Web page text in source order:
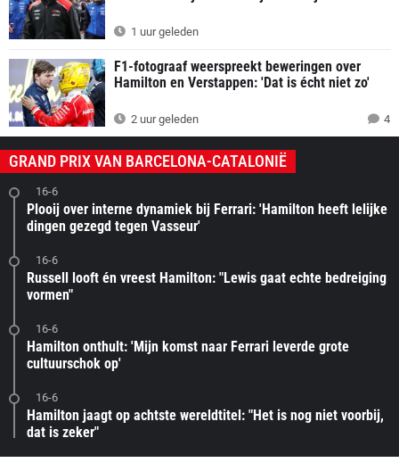
1 uur geleden
F1-fotograaf weerspreekt beweringen over
Hamilton en Verstappen: 'Dat is écht niet zo'
2 uur geleden 4
GRAND PRIX VAN BARCELONA-CATALONIË
16-6
Plooij over interne dynamiek bij Ferrari: 'Hamilton heeft lelijke
dingen gezegd tegen Vasseur'
16-6
Russell looft én vreest Hamilton: "Lewis gaat echte bedreiging
vormen"
16-6
Hamilton onthult: 'Mijn komst naar Ferrari leverde grote
cultuurschok op'
16-6
Hamilton jaagt op achtste wereldtitel: "Het is nog niet voorbij,
dat is zeker"